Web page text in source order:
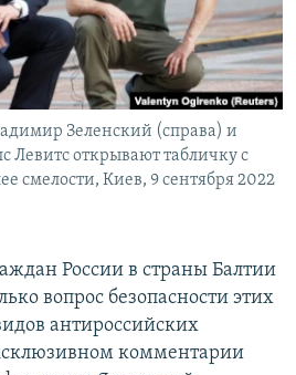
КРЫМА
Зеленский (справа) и
Левитс открывают табличку с
смелости, Киев, 9 сентября 2022
России в страны Балтии
вопрос безопасности этих
антироссийских
комментарии